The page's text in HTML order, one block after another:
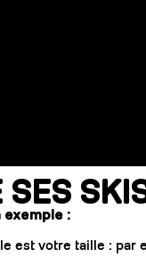
exemple :
est votre taille : par